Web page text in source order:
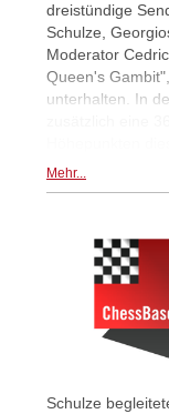
dreistündige
Schulze,
Moderator
Queen's
unterhalten. In
Mehr...
Schulze